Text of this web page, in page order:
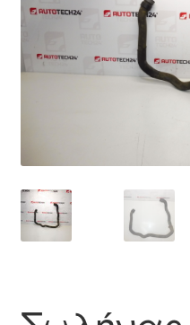
Ο λογαριασμός μου
Ολοκλήρωση αγοράς
Παράπονα